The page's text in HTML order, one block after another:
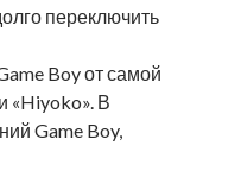
переключить
Boy от самой
«Hiyoko». В
Game Boy,